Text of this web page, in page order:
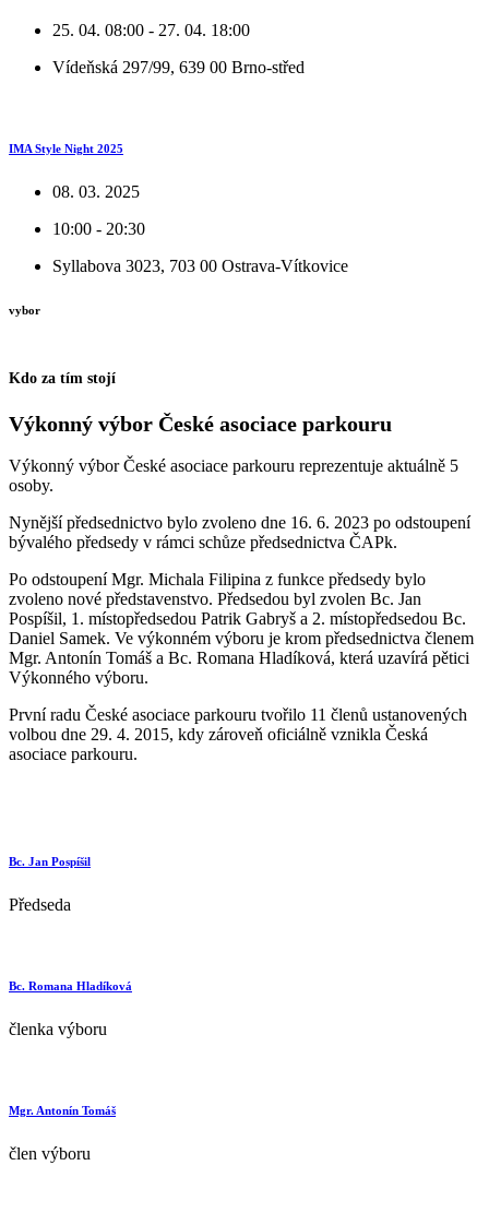
25. 04. 08:00 - 27. 04. 18:00
Vídeňská 297/99, 639 00 Brno-střed
IMA Style Night 2025
08. 03. 2025
10:00 - 20:30
Syllabova 3023, 703 00 Ostrava-Vítkovice
vybor
Kdo za tím stojí
Výkonný výbor České asociace parkouru
Výkonný výbor České asociace parkouru reprezentuje aktuálně 5
osoby.
Nynější předsednictvo bylo zvoleno dne 16. 6. 2023 po odstoupení
bývalého předsedy v rámci schůze předsednictva ČAPk.
Po odstoupení Mgr. Michala Filipina z funkce předsedy bylo
zvoleno nové představenstvo. Předsedou byl zvolen Bc. Jan
Pospíšil, 1. místopředsedou Patrik Gabryš a 2. místopředsedou Bc.
Daniel Samek. Ve výkonném výboru je krom předsednictva členem
Mgr. Antonín Tomáš a Bc. Romana Hladíková, která uzavírá pětici
Výkonného výboru.
První radu České asociace parkouru tvořilo 11 členů ustanovených
volbou dne 29. 4. 2015, kdy zároveň oficiálně vznikla Česká
asociace parkouru.
Bc. Jan Pospíšil
Předseda
Bc. Romana Hladíková
členka výboru
Mgr. Antonín Tomáš
člen výboru